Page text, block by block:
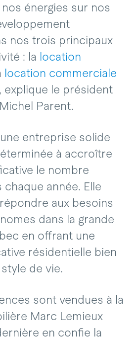
énergies sur nos
nos trois principaux
: la location
location commerciale
explique le président
Parent.
entreprise solide
à accroître
le nombre
chaque année. Elle
aux besoins
dans la grande
en offrant une
résidentielle bien
de vie.
sont vendues à la
Marc Lemieux
en confie la